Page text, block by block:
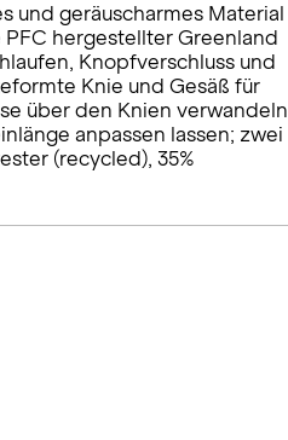
und geräuscharmes Material
hergestellter Greenland
Knopfverschluss und
Knie und Gesäß für
über den Knien verwandeln
anpassen lassen; zwei
(recycled), 35%